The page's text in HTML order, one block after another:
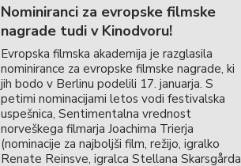
Nominiranci za evropske filmske
nagrade tudi v Kinodvoru!
Evropska filmska akademija je razglasila
nominirance za evropske filmske nagrade, ki
jih bodo v Berlinu podelili 17. januarja. S
petimi nominacijami letos vodi festivalska
uspešnica, Sentimentalna vrednost
norveškega filmarja Joachima Trierja
(nominacije za najboljši film, režijo, igralko
Renate Reinsve, igralca Stellana Skarsgårda